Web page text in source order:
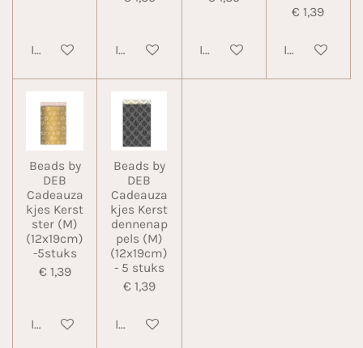
In winkelwagenIn winkelwagenIn winkelwagen
€ 1,39
In
Beads by
DEB
Cadeauza
kjes Kerst
ster (M)
(12x19cm)
-5stuks
€ 1,39
In winkelwagen
Beads by
DEB
Cadeauza
kjes Kerst
dennenap
pels (M)
(12x19cm)
- 5 stuks
€ 1,39
In winkelwagen